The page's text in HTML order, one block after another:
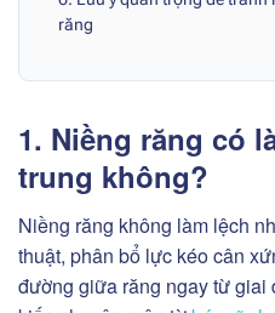
răng
1. Niềng răng có
trung không?
Niềng răng không làm lệch
thuật, phân bổ lực kéo cân
đường giữa răng ngay từ giai